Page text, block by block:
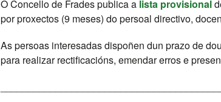
O Concello de Frades publica a lista provisional
por proxectos (9 meses) do persoal directivo,
As persoas interesadas dispoñen dun prazo de
para realizar rectificacións, emendar erros e